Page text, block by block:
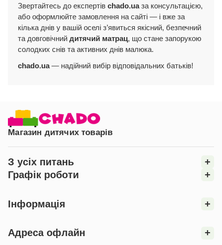
Звертайтесь до експертів chado.uaза консультацією,
або оформлюйте замовлення на сайті — і вже за
кілька днів у вашій оселі з’явиться якісний, безпечний
та довговічний дитячий матрац, що стане запорукою
солодких снів та активних днів малюка.
chado.ua— надійний вибір відповідальних батьків!
Магазин дитячих товарів
З усіх питань
+
Графік роботи
+
Інформація +
Адреса офлайн +